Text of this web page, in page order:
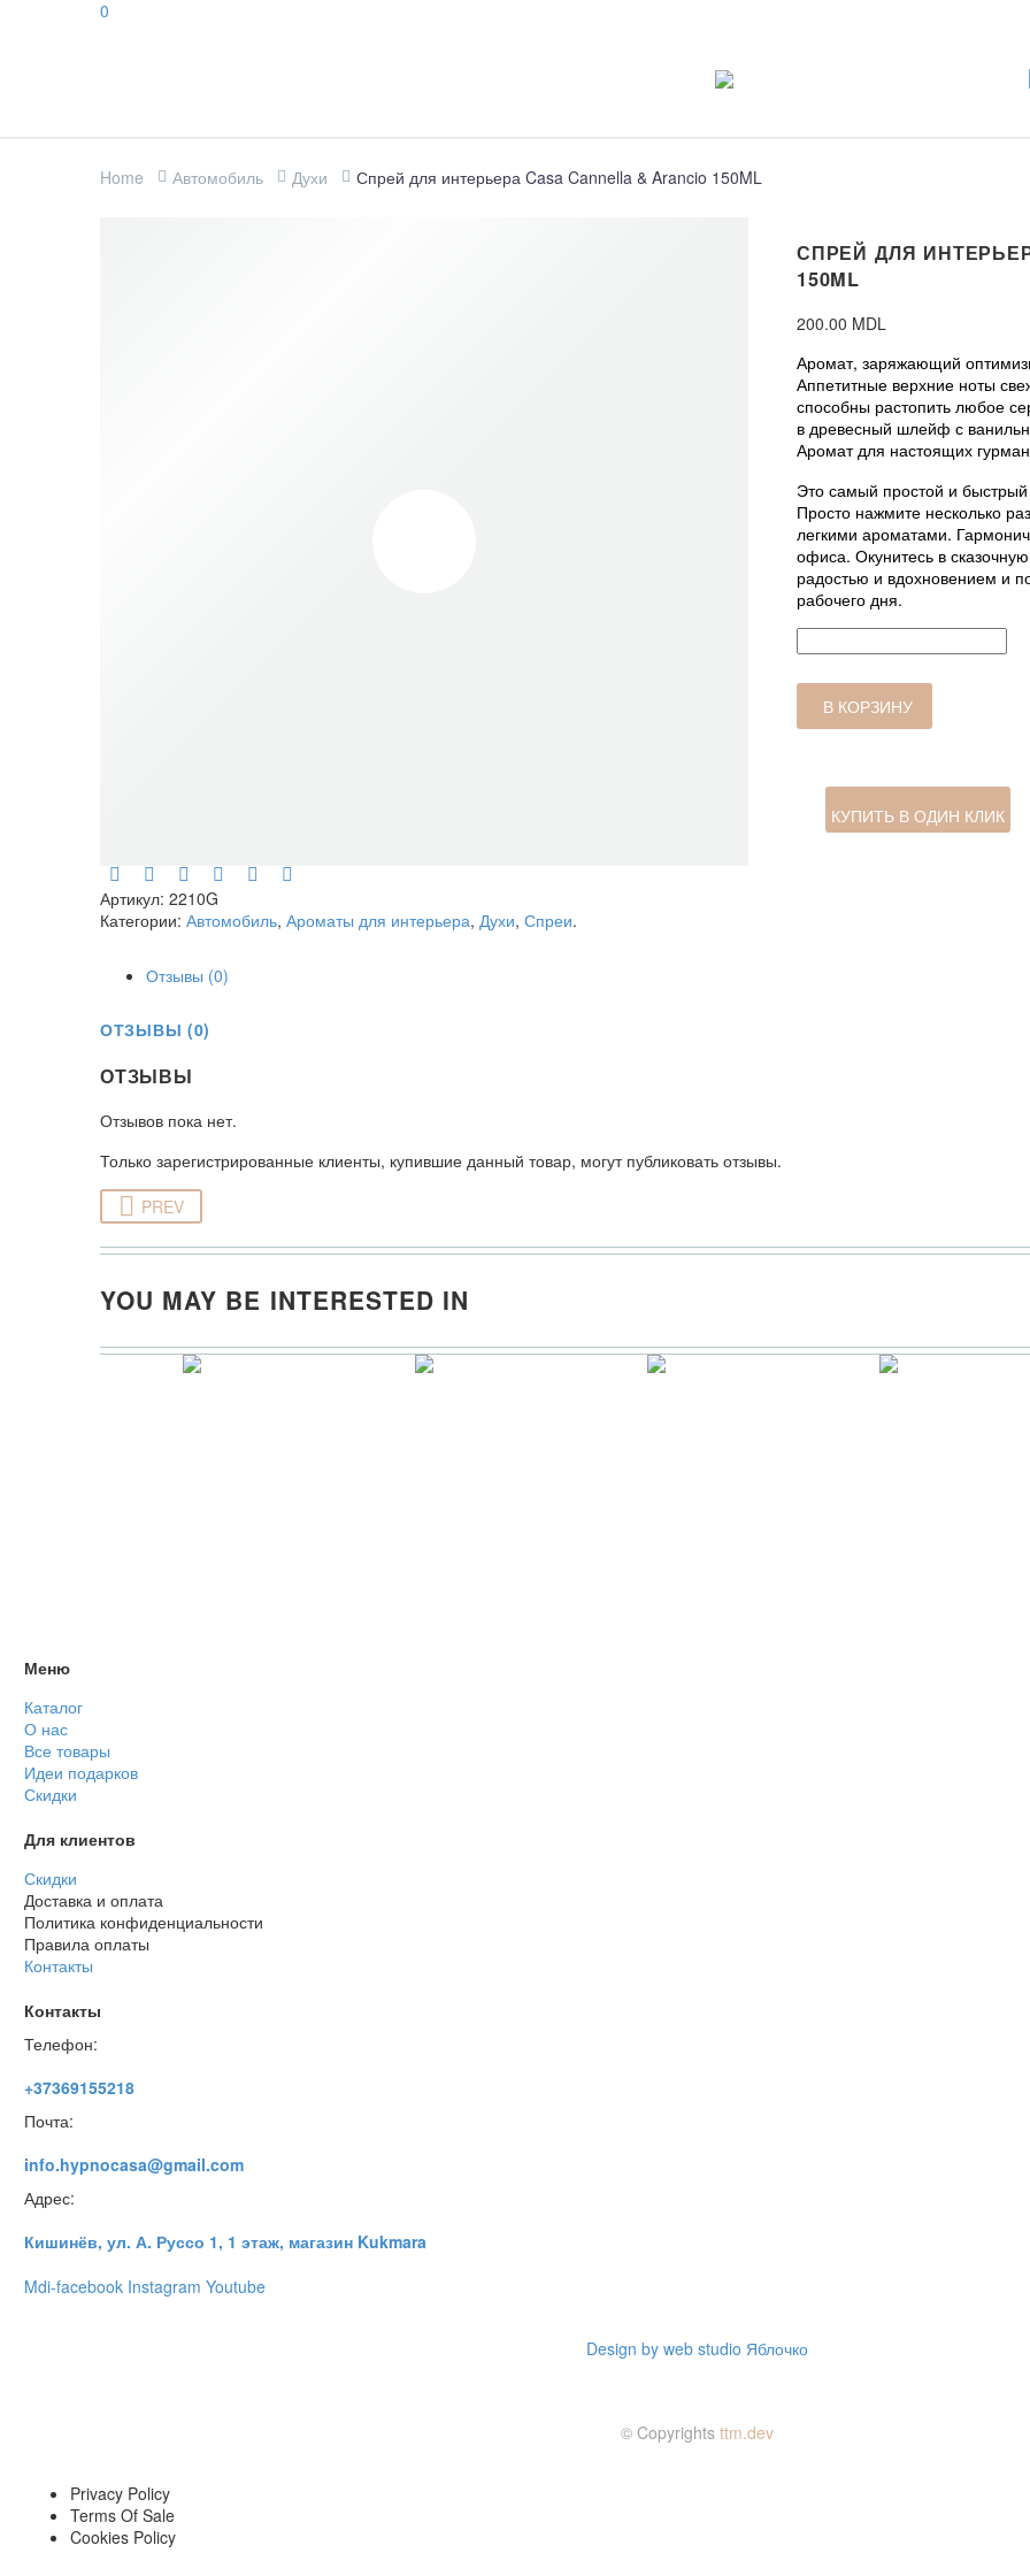
0
Home Автомобиль Духи Спрей для интерьера Casa Cannella & Arancio 150ML
Артикул: 2210G
Категории: Автомобиль, Ароматы для интерьера, Духи, Спреи.
СПРЕЙ ДЛЯ
150ML
200.00 MDL
Аромат, заряжающий
Аппетитные верхние ноты
способны растопить любое
в древесный шлейф с
Аромат для настоящих
Это самый простой и
Просто нажмите несколько
легкими ароматами.
офиса. Окунитесь в
радостью и вдохновением и
рабочего дня.
товара
Спрей
интерьера
Arancio
150ML
В КОРЗИНУ
КУПИТЬ В ОДИН КЛИК
Отзывы (0)
ОТЗЫВЫ (0)
ОТЗЫВЫ
Отзывов пока нет.
Только зарегистрированные клиенты, купившие данный товар, могут публиковать отзывы.
PREV
YOU MAY BE INTERESTED IN
Меню
Каталог
О нас
Все товары
Идеи подарков
Скидки
Для клиентов
Скидки
Доставка и оплата
Политика конфиденциальности
Правила оплаты
Контакты
Контакты
Телефон:
+37369155218
Почта:
info.hypnocasa@gmail.com
Адрес:
Кишинёв, ул. А. Руссо 1, 1 этаж, магазин Kukmara
Mdi-facebook Instagram Youtube
Design by web studio Яблочко
© Copyrights ttm.dev
Privacy Policy
Terms Of Sale
Cookies Policy